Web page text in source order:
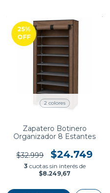
25%
OFF
2 colores
Zapatero Botinero
Organizador 8 Estantes
$32.999 $24.749
3 cuotas sin interés de
$8.249,67